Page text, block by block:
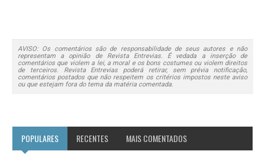
AVISO: Os comentários são de responsabilidade de seus autores e não
representam a opinião de Revista Entrevias. É vedada a inserção de
comentários que violem a lei, a moral e os bons costumes ou violem direitos
de terceiros. Revista Entrevias poderá retirar, sem prévia notificação,
comentários postados que não respeitem os critérios impostos neste aviso
ou que estejam fora do tema da matéria comentada.
POPULARES RECENTES MAIS COMENTADOS